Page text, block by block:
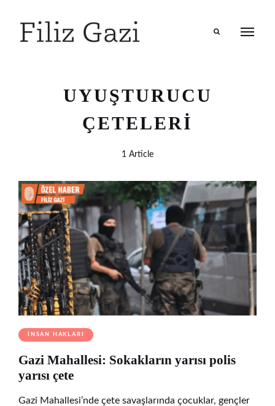
UYUŞTURUCU
ÇETELERI
1 Article
İNSAN HAKLARI
Gazi Mahallesi: Sokakların yarısı polis
yarısı çete
Gazi Mahallesi’nde çete savaşlarında çocuklar, gençler